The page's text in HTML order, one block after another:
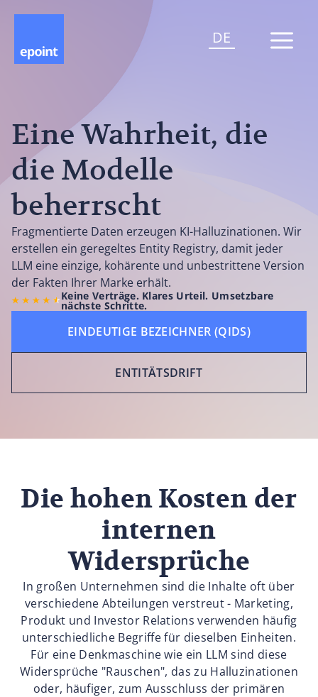
DE
Eine Wahrheit, die
die Modelle
beherrscht
Fragmentierte Daten erzeugen KI-Halluzinationen. Wir
erstellen ein geregeltes Entity Registry, damit jeder
LLM eine einzige, kohärente und unbestrittene Version
der Fakten Ihrer Marke erhält.
Keine Verträge. Klares Urteil. Umsetzbare
nächste Schritte.
EINDEUTIGE BEZEICHNER (QIDS)
ENTITÄTSDRIFT
Die hohen Kosten der
internen
Widersprüche
In großen Unternehmen sind die Inhalte oft über
verschiedene Abteilungen verstreut - Marketing,
Produkt und Investor Relations verwenden häufig
unterschiedliche Begriffe für dieselben Einheiten.
Für eine Denkmaschine wie ein LLM sind diese
Widersprüche "Rauschen", das zu Halluzinationen
oder, häufiger, zum Ausschluss der primären